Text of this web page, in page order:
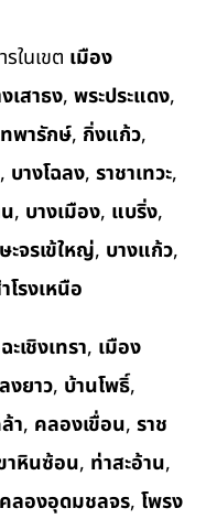
ในเขต เมือง
เสาธง, พระประแดง,
ทพารักษ์, กิ่งแก้ว,
, บางโฉลง, ราชาเทวะ,
, บางเมือง, แบริ่ง,
ะจรเข้ใหญ่, บางแก้ว,
โรงเหนือ
ฉะเชิงเทรา, เมือง
งยาว, บ้านโพธิ์,
า, คลองเขื่อน, ราช
าหินซ้อน, ท่าสะอ้าน,
คลองอุดมชลจร, โพรง